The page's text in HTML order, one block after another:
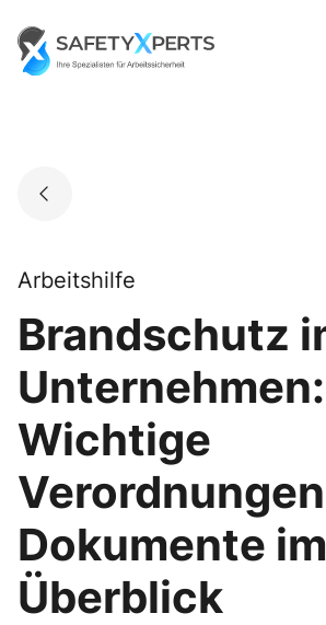
content
Go to landing page.
Arbeitshilfe
Brandschutz
Unternehmen:
Wichtige
Dokumente im
Überblick